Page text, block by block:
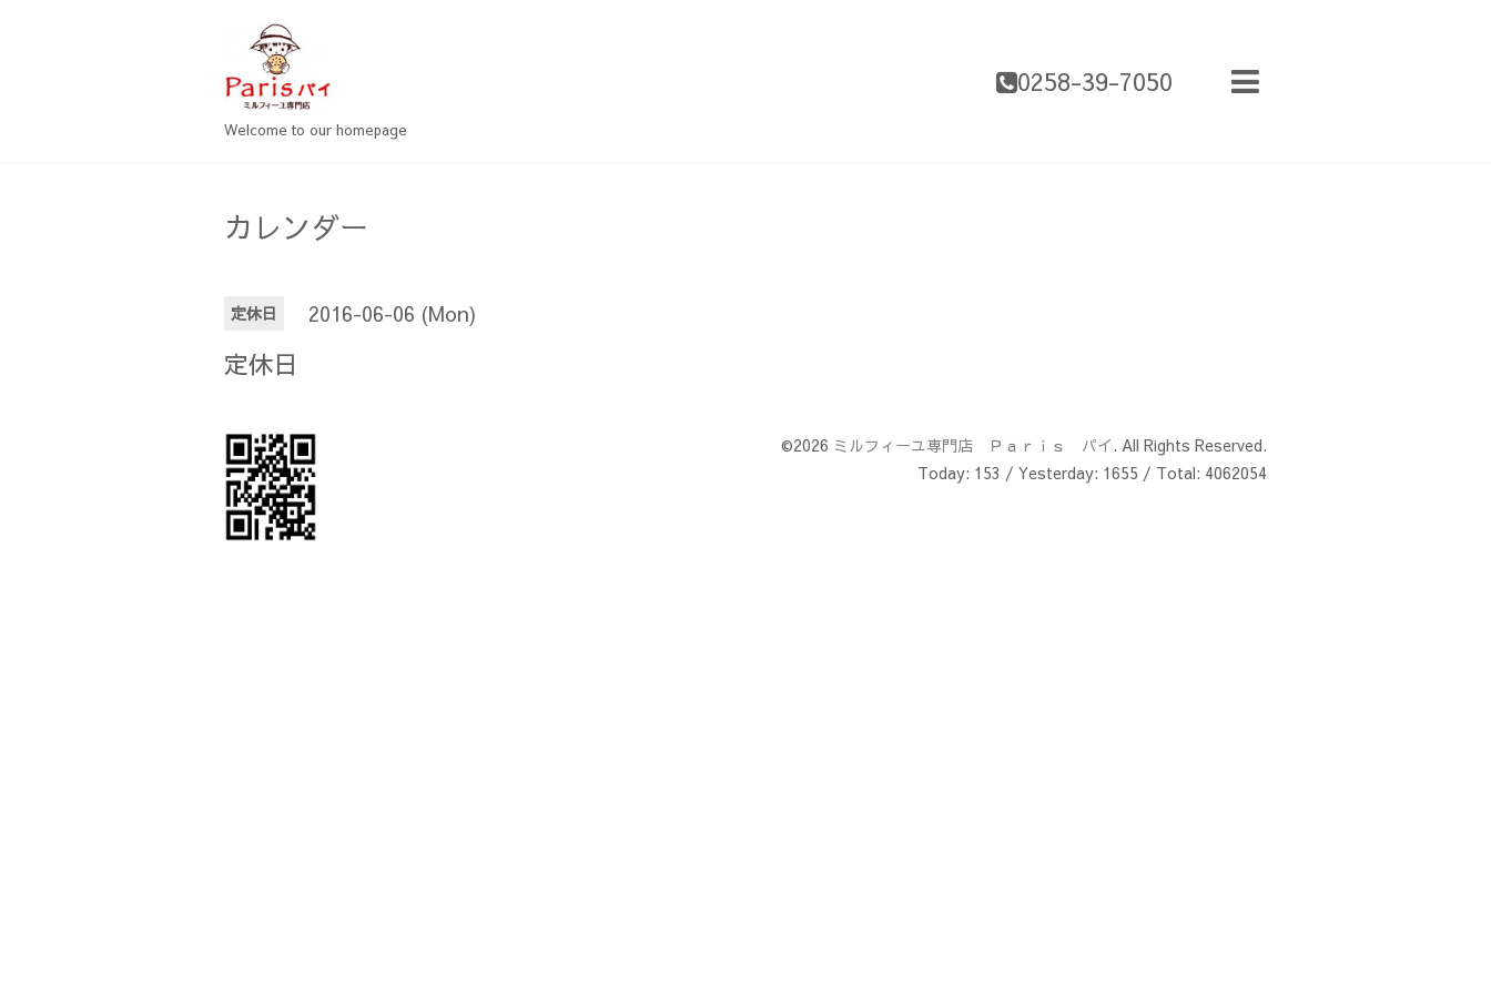
0258-39-7050
Welcome to our homepage
カレンダー
定休日 2016-06-06 (Mon)
定休日
©2026 ミルフィーユ専門店 Ｐａｒｉｓ パイ. All Rights Reserved.
Today: 153 / Yesterday: 1655 / Total: 4062054